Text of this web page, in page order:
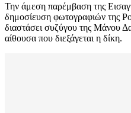
Την άμεση παρέμβαση της
δημοσίευση φωτογραφιών της
διαστάσει συζύγου της Μάνου
αίθουσα που διεξάγεται η δίκη.